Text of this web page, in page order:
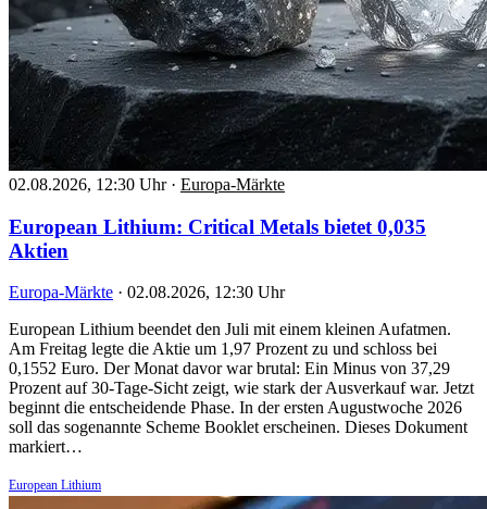
02.08.2026, 12:30 Uhr · Europa-Märkte
European Lithium: Critical Metals bietet 0,035
Aktien
Europa-Märkte · 02.08.2026, 12:30 Uhr
European Lithium beendet den Juli mit einem kleinen Aufatmen.
Am Freitag legte die Aktie um 1,97 Prozent zu und schloss bei
0,1552 Euro. Der Monat davor war brutal: Ein Minus von 37,29
Prozent auf 30-Tage-Sicht zeigt, wie stark der Ausverkauf war. Jetzt
beginnt die entscheidende Phase. In der ersten Augustwoche 2026
soll das sogenannte Scheme Booklet erscheinen. Dieses Dokument
markiert…
European Lithium